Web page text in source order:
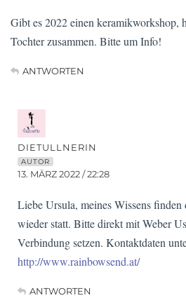
Gibt es 2022 einen keramikworkshop,
Tochter zusammen. Bitte um Info!
ANTWORTEN
DIETULLNERIN
AUTOR
13. MÄRZ 2022 / 22:28
Liebe Ursula, meines Wissens
wieder statt. Bitte direkt mit Weber
Verbindung setzen. Kontaktdaten
http://www.rainbowsend.at/
ANTWORTEN